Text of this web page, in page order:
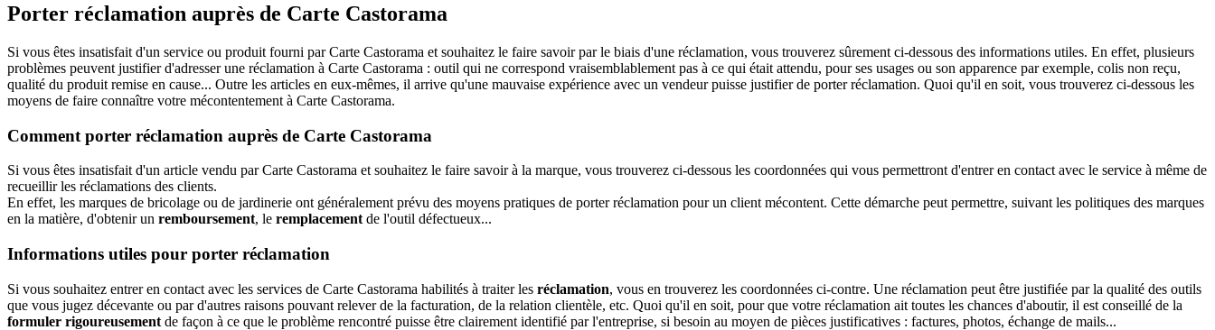
Porter réclamation auprès de Carte Castorama
Si vous êtes insatisfait d'un service ou produit fourni par Carte Castorama et souhaitez le faire savoir par le biais d'une réclamation, vous trouverez sûrement ci-dessous des informations utiles. En effet, plusieurs
problèmes peuvent justifier d'adresser une réclamation à Carte Castorama : outil qui ne correspond vraisemblablement pas à ce qui était attendu, pour ses usages ou son apparence par exemple, colis non reçu,
qualité du produit remise en cause... Outre les articles en eux-mêmes, il arrive qu'une mauvaise expérience avec un vendeur puisse justifier de porter réclamation. Quoi qu'il en soit, vous trouverez ci-dessous les
moyens de faire connaître votre mécontentement à Carte Castorama.
Comment porter réclamation auprès de Carte Castorama
Si vous êtes insatisfait d'un article vendu par Carte Castorama et souhaitez le faire savoir à la marque, vous trouverez ci-dessous les coordonnées qui vous permettront d'entrer en contact avec le service à même de
recueillir les réclamations des clients.
En effet, les marques de bricolage ou de jardinerie ont généralement prévu des moyens pratiques de porter réclamation pour un client mécontent. Cette démarche peut permettre, suivant les politiques des marques
en la matière, d'obtenir un remboursement, le remplacement de l'outil défectueux...
Informations utiles pour porter réclamation
Si vous souhaitez entrer en contact avec les services de Carte Castorama habilités à traiter les réclamation, vous en trouverez les coordonnées ci-contre. Une réclamation peut être justifiée par la qualité des outils
que vous jugez décevante ou par d'autres raisons pouvant relever de la facturation, de la relation clientèle, etc. Quoi qu'il en soit, pour que votre réclamation ait toutes les chances d'aboutir, il est conseillé de la
formuler rigoureusement de façon à ce que le problème rencontré puisse être clairement identifié par l'entreprise, si besoin au moyen de pièces justificatives : factures, photos, échange de mails...